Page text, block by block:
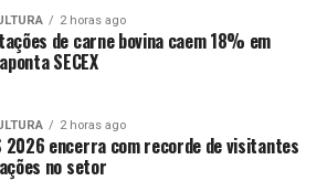
à maconha e pasta base de cocaína,
Em seguida, apareceu a mãe da
foi abordada e detida por tráfico de
os policiais recolheram
para preparo e embalagem das
2 horas ago
de carne bovina caem 18% em
SECEX
2 horas ago
2026 encerra com recorde de visitantes
no setor